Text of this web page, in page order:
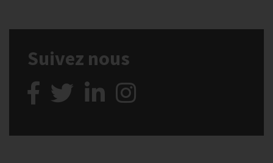
Suivez nous